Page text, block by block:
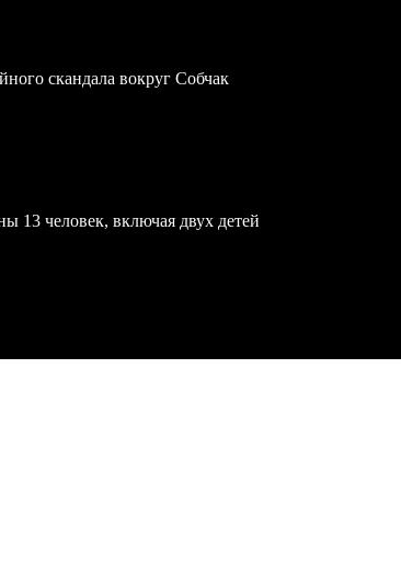
скандала вокруг Собчак
13 человек, включая двух детей